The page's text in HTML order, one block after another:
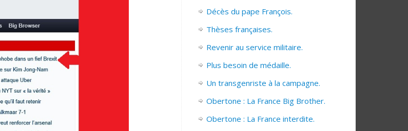
Décès du pape François.
Thèses françaises.
Revenir au service militaire.
Plus besoin de médaille.
Un transgenriste à la campagne.
Obertone : La France Big Brother.
Obertone : La France interdite.